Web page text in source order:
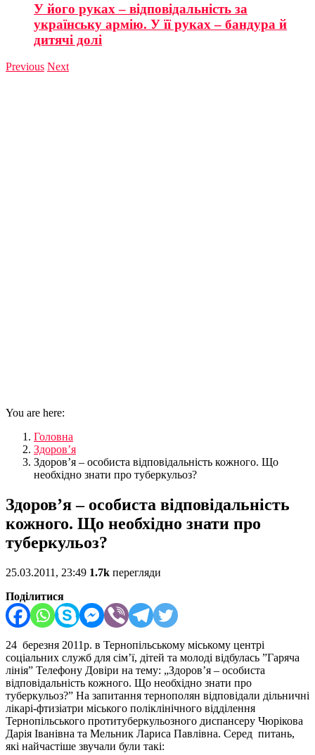
У його руках – відповідальність за
українську армію. У її руках – бандура й
дитячі долі
Previous Next
You are here:
Головна
Здоров’я
Здоров’я – особиста відповідальність кожного. Що
необхідно знати про туберкульоз?
Здоров’я – особиста відповідальність
кожного. Що необхідно знати про
туберкульоз?
25.03.2011, 23:49 1.7k перегляди
Поділитися
24 березня 2011р. в Тернопільському міському центрі
соціальних служб для сім’ї, дітей та молоді відбулась ”Гаряча
лінія” Телефону Довіри на тему: „Здоров’я – особиста
відповідальність кожного. Що необхідно знати про
туберкульоз?” На запитання тернополян відповідали дільничні
лікарі-фтизіатри міського поліклінічного відділення
Тернопільського протитуберкульозного диспансеру Чюрікова
Дарія Іванівна та Мельник Лариса Павлівна. Серед питань,
які найчастіше звучали були такі: